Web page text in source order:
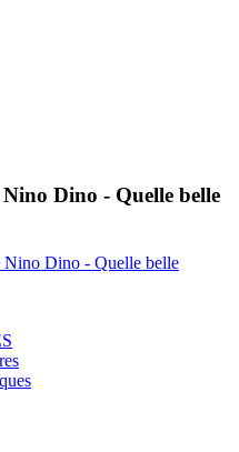
Dino - Quelle belle
Dino - Quelle belle